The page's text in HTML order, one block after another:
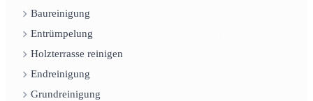
Baureinigung
Entrümpelung
Holzterrasse reinigen
Endreinigung
Grundreinigung